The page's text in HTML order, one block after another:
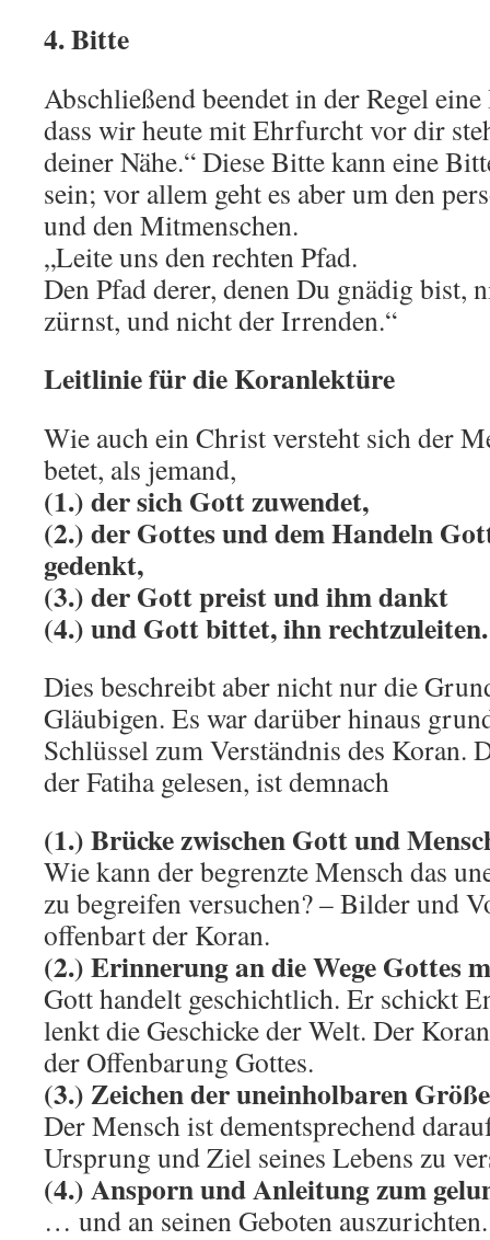
4. Bitte
Abschließend beendet in der Regel
dass wir heute mit Ehrfurcht vor dir
deiner Nähe.“ Diese Bitte kann eine
sein; vor allem geht es aber um den
und den Mitmenschen.
„Leite uns den rechten Pfad.
Den Pfad derer, denen Du gnädig bist,
zürnst, und nicht der Irrenden.“
Leitlinie für die Koranlektüre
Wie auch ein Christ versteht sich der
betet, als jemand,
(1.) der sich Gott zuwendet,
(2.) der Gottes und dem Handeln
gedenkt,
(3.) der Gott preist und ihm dankt
(4.) und Gott bittet, ihn rechtzuleiten.
Dies beschreibt aber nicht nur die
Gläubigen. Es war darüber hinaus
Schlüssel zum Verständnis des Koran.
der Fatiha gelesen, ist demnach
(1.) Brücke zwischen Gott und
Wie kann der begrenzte Mensch das
zu begreifen versuchen? – Bilder und
offenbart der Koran.
(2.) Erinnerung an die Wege Gottes
Gott handelt geschichtlich. Er schickt
lenkt die Geschicke der Welt. Der
der Offenbarung Gottes.
(3.) Zeichen der uneinholbaren
Der Mensch ist dementsprechend
Ursprung und Ziel seines Lebens zu
(4.) Ansporn und Anleitung zum
… und an seinen Geboten auszurichten.